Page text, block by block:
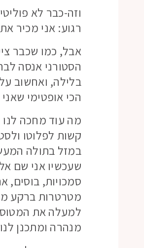
וזה-כבר לא
רגוע: אני מכיר
אבל, כמו שכבר
הסטורני אנסה
בלילה, ואחשוב
הכי אופטימי
מה עוד מחכה לנו
קשות לפלוטו
במזל בתולה
שעכשיו אני שם
סמכויות, בוסים,
מטרטרות ברקע
למעלה את
מנהרה ומתכנן